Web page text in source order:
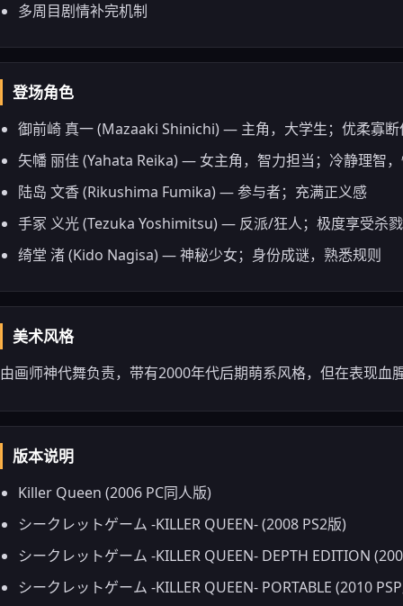
多周目剧情补完机制
登场角色
御前崎 真一 (Mazaaki Shinichi) — 主角，大学生；优柔寡断
矢幡 丽佳 (Yahata Reika) — 女主角，智力担当；冷静理智
陆岛 文香 (Rikushima Fumika) — 参与者；充满正义感
手冢 义光 (Tezuka Yoshimitsu) — 反派/狂人；极度享受杀戮
绮堂 渚 (Kido Nagisa) — 神秘少女；身份成谜，熟悉规则
美术风格
由画师神代舞负责，带有2000年代后期萌系风格，但在表现血
版本说明
Killer Queen (2006 PC同人版)
シークレットゲーム -KILLER QUEEN- (2008 PS2版)
シークレットゲーム -KILLER QUEEN- DEPTH EDITION
シークレットゲーム -KILLER QUEEN- PORTABLE (2010